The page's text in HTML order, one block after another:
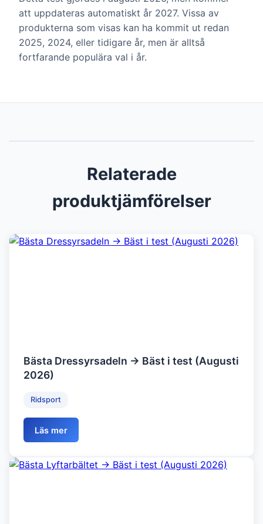
att uppdateras automatiskt år 2027. Vissa av
produkterna som visas kan ha kommit ut redan
2025, 2024, eller tidigare år, men är alltså
fortfarande populära val i år.
Relaterade
produktjämförelser
Bästa Dressyrsadeln → Bäst i test (Augusti
2026)
Ridsport
Läs mer